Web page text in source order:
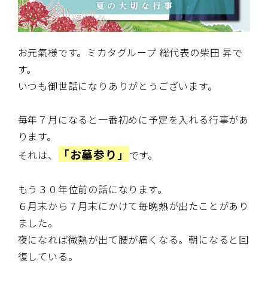
お元氣様です。ミカタグループ 総代表の柴田 昇で
す。
いつも御世話になりありがとうございます。
毎年７月になると一番初めに予定を入れる行事があ
ります。
それは、
「お墓参り」 です。
もう３０年位前の話になります。
６月末から７月末にかけて毎晩熱が出たことがあり
ました。
夜になれば微熱が出て腰が痛くなる。朝になると回
復している。